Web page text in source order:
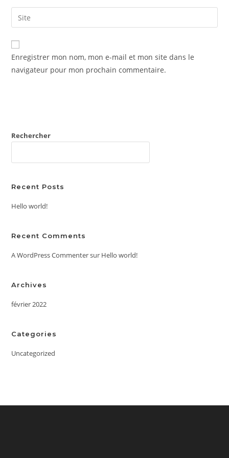
comment
email
address
comment
Saisir
l’URL
de
votre
(facultatif)
Enregistrer mon nom, mon e-mail et mon site dans le
navigateur pour mon prochain commentaire.
Rechercher
Recent Posts
Hello world!
Recent Comments
A WordPress Commentersur Hello world!
Archives
février 2022
Categories
Uncategorized